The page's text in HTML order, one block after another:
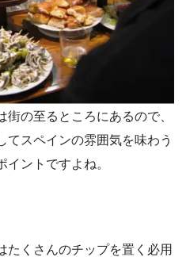
の至るところにあるので、
てスペインの雰囲気を味わう
ントですよね。
たくさんのチップを置く必用